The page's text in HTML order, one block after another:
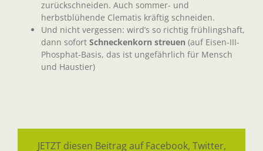
zurückschneiden. Auch sommer- und
herbstblühende Clematis kräftig schneiden.
Und nicht vergessen: wird’s so richtig frühlingshaft,
dann sofort Schneckenkorn streuen (auf Eisen-III-
Phosphat-Basis, das ist ungefährlich für Mensch
und Haustier)
JETZT diesen Beitrag auf Facebook, Twitter,